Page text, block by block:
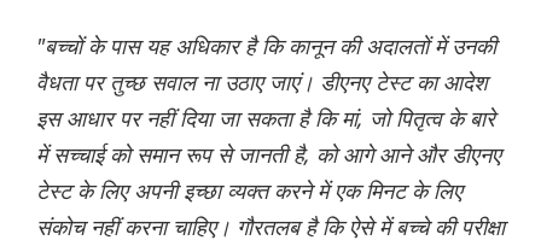
"बच्चों के पास यह अधिकार है कि कानून की अदालतों में उनकी
वैधता पर तुच्छ सवाल ना उठाए जाएं। डीएनए टेस्ट का आदेश
इस आधार पर नहीं दिया जा सकता है कि मां, जो पितृत्व के बारे
में सच्चाई को समान रूप से जानती है, को आगे आने और डीएनए
टेस्ट के लिए अपनी इच्छा व्यक्त करने में एक मिनट के लिए
संकोच नहीं करना चाहिए। गौरतलब है कि ऐसे में बच्चे की परीक्षा